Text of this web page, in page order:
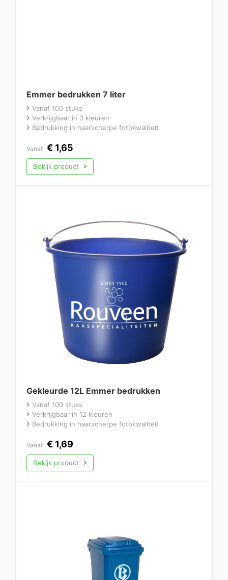
Emmer bedrukken 7 liter
Vanaf 100 stuks
Verkrijgbaar in 3 kleuren
Bedrukking in haarscherpe fotokwaliteit
Vanaf € 1,65
Bekijk product
Gekleurde 12L Emmer bedrukken
Vanaf 100 stuks
Verkrijgbaar in 12 kleuren
Bedrukking in haarscherpe fotokwaliteit
Vanaf € 1,69
Bekijk product